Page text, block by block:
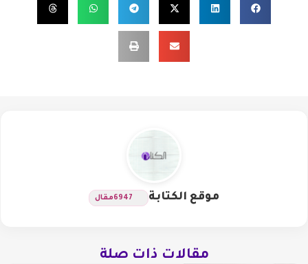
موقع الكتابة 6947مقال
مقالات ذات صلة